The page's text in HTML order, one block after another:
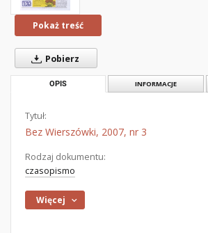
Pokaż treść
Pobierz
OPIS INFORMACJE
Tytuł:
Bez Wierszówki, 2007, nr 3
Rodzaj dokumentu:
czasopismo
Więcej